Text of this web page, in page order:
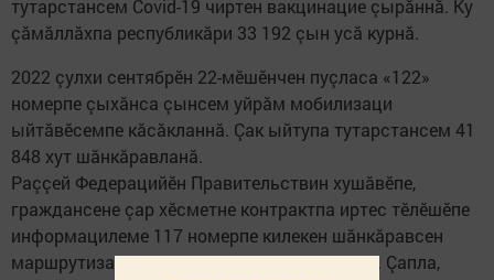
тутарстансем Covid-19 чиртен вакцинацие çырăннă. Ку
çăмăллăхпа республикăри 33 192 çын усă курнă.
2022 çулхи сентябрӗн 22-мӗшӗнчен пуçласа «122»
номерпе çыхăнса çынсем уйрăм мобилизаци
ыйтăвӗсемпе кăсăкланнă. Çак ыйтупа тутарстансем 41
848 хут шăнкăравланă.
Раççей Федерацийӗн Правительствин хушăвӗпе,
граждансене çар хӗсметне контрактпа иртес тӗлӗшӗпе
информацилеме 117 номерпе килекен шăнкăравсен
маршрутизацине «122» номер çине куçарнă. Çапла,